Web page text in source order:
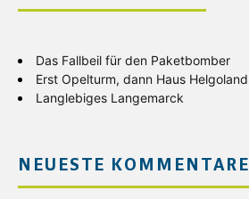
Das Fallbeil für den Paketbomber
Erst Opelturm, dann Haus Helgoland
Langlebiges Langemarck
NEUESTE KOMMENTARE